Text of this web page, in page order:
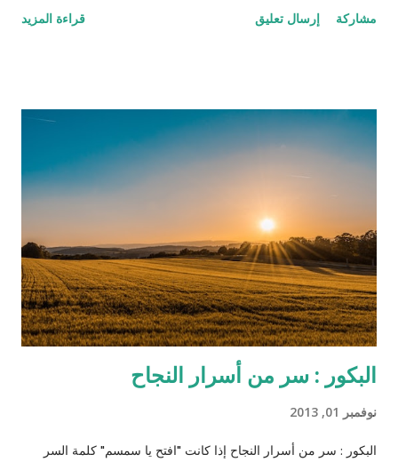
الحكومة جوائز نقدية. ننتقل إلى المشهد الذي يترقب فيه المشاهد
كمان) الذي قرر مساعدته لتحرير زوجته من العبودية بعد أن عرف أنها
تعيش في مزرعة الإقطاعي كاندي الذي يمتلك الكثير من العبيد (اللي
بده يحضر الفيلم ما يكمل قراءة!). تسير كل الأمور على ما يرام حتى
يلاحظ رئيس الخدم علاقة خفية صعب إخفاءها بين الزوج وزوجته، وقد
كان رئيس الخدم ستيفين معروف بولائه الذي لا يعرف الحدود
والمصلحة المادية بل ظهر متيماً بسيده وأكثر غلظة منه على سائر
العبيد، واكتشف خطة جانجو وا...
مشاركة إرسال تعليق قراءة المزيد
البكور : سر من أسرار النجاح
نوفمبر 01, 2013
البكور : سر من أسرار النجاح إذا كانت "افتح يا سمسم" كلمة السر